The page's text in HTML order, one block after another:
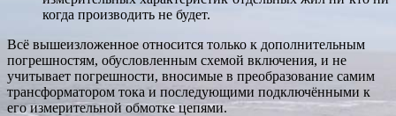
когда производить не будет.
Всё вышеизложенное относится только к дополнительным
погрешностям, обусловленным схемой включения, и не
учитывает погрешности, вносимые в преобразование самим
трансформатором тока и последующими подключёнными к
его измерительной обмотке цепями.